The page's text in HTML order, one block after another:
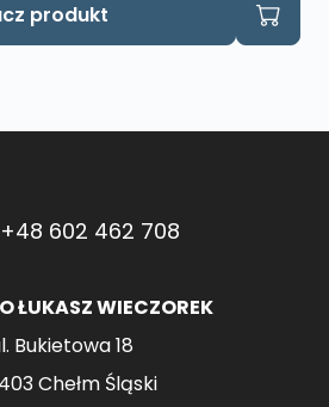
produkt
+48 602 462 708
ŁUKASZ WIECZOREK
Bukietowa 18
Chełm Śląski